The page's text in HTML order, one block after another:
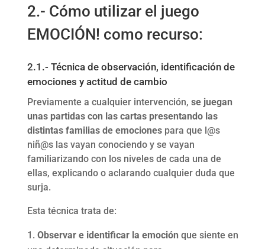
2.- Cómo utilizar el juego
EMOCIÓN! como recurso:
2.1.- Técnica de observación, identificación de
emociones y actitud de cambio
Previamente a cualquier intervención, se juegan
unas partidas con las cartas presentando las
distintas familias de emocionespara que l@s
niñ@s las vayan conociendo y se vayan
familiarizando con los niveles de cada una de
ellas, explicando o aclarando cualquier duda que
surja.
Esta técnica trata de:
Observar e identificar la emoción que siente en